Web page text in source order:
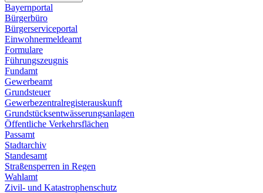
Bayernportal
Bürgerbüro
Bürgerserviceportal
Einwohnermeldeamt
Formulare
Führungszeugnis
Fundamt
Gewerbeamt
Grundsteuer
Gewerbezentralregisterauskunft
Grundstücksentwässerungsanlagen
Öffentliche Verkehrsflächen
Passamt
Stadtarchiv
Standesamt
Straßensperren in Regen
Wahlamt
Zivil- und Katastrophenschutz